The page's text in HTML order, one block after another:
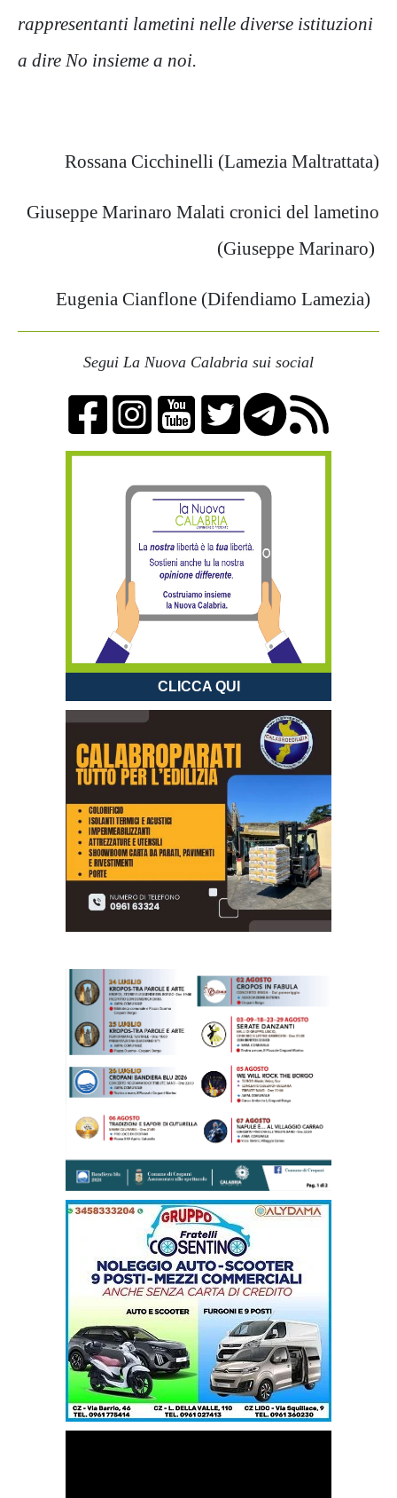
rappresentanti lametini nelle diverse istituzioni
a dire No insieme a noi.
Rossana Cicchinelli (Lamezia Maltrattata)
Giuseppe Marinaro Malati cronici del lametino
(Giuseppe Marinaro)
Eugenia Cianflone (Difendiamo Lamezia)
Segui La Nuova Calabria sui social
CLICCA QUI